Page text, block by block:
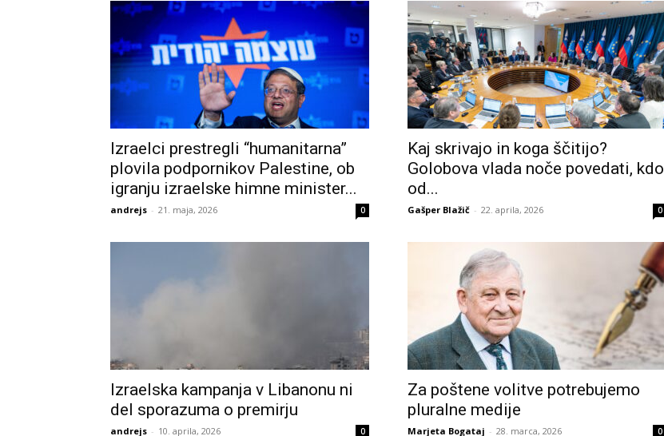
Izraelci prestregli “humanitarna”
plovila podpornikov Palestine, ob
igranju izraelske himne minister...
andrejs - 21. maja, 2026 0
Kaj skrivajo in koga ščitijo?
Golobova vlada noče povedati, kdo
od...
Gašper Blažič - 22. aprila, 2026 0
Izraelska kampanja v Libanonu ni
del sporazuma o premirju
andrejs - 10. aprila, 2026 0
Za poštene volitve potrebujemo
pluralne medije
Marjeta Bogataj - 28. marca, 2026 0